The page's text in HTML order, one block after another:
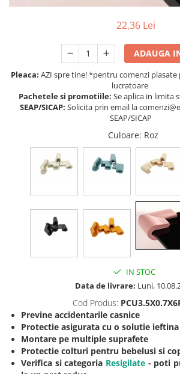
Haine & accesorii plaja
Palarii protectie UV
Accesorii plaja
Puericultura mare
Carucioare si scaune auto
Tarcuri copii / bebelusi
Scaune masa
Ingrijire bebe si mama
Igiena si ingrijire bebelusi
Accesorii bebelusi / nou-nascuti
Diversificare bebelusi
Jucarii copii si jocuri educative
Jucarii dentitie
Jocuri educative
Jucarii bebelusi
22,36 Lei
ADAUGA
Pleaca: AZI spre tine! *pentru comenzi plasate
lucratoare
Pachetele si promotiile: Se aplica in limita
SEAP/SICAP: Solicita prin email la
SEAP/SICAP
Culoare: Roz
IN STOC
Data de livrare: Luni,
Cod Produs:
Previne accidentarile casnice
Protectie asigurata cu o solutie ieftina
Montare pe multiple suprafete
Protectie colturi pentru bebelusi si
Verifica si categoria Resigilate- poti